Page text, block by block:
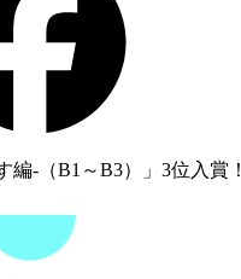
-（B1～B3）」3位入賞！